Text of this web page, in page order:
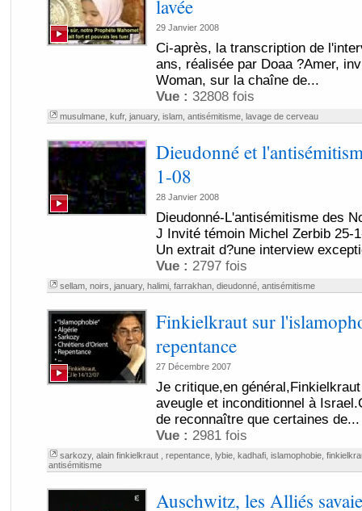
lavée
29 Janvier 2008
Ci-après, la transcription de
ans, réalisée par Doaa ?Amer,
Woman, sur la chaîne de...
Vue : 32808 fois
musulmane, kufr, january, islam, antisémitisme, lavage de cerveau
Dieudonné et
1-08
28 Janvier 2008
Dieudonné-L'antisémitisme des
J Invité témoin Michel Zerbib 25-
Un extrait d?une interview
Vue : 2797 fois
sellam, noirs january, halimi, farrakhan, dieudonné, antisémitisme
Finkielkraut sur
repentance
27 Décembre 2007
Je critique,en
aveugle et inconditionnel à
de reconnaître que certaines de...
Vue : 2981 fois
sarkozy, alain finkielkraut repentance, lybie, kadhafi, islamophobie,
antisémitisme
Auschwitz, les Alliés